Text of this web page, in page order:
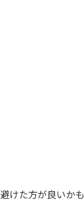
けた方が良いかも